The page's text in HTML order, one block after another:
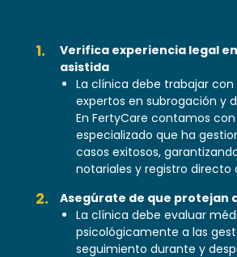
Verifica experiencia legal
asistida
La clínica debe trabajar con
expertos en subrogación y
En FertyCare contamos
especializado que ha
casos exitosos,
notariales y registro directo
Asegúrate de que protejan
La clínica debe evaluar
psicológicamente a las
seguimiento durante y